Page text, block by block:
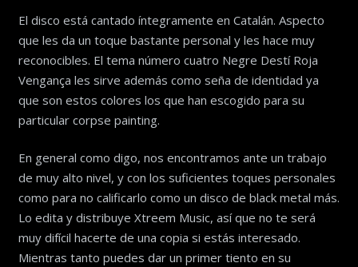
El disco está cantado íntegramente en Catalán. Aspecto
que les da un toque bastante personal y les hace muy
reconocibles. El tema número cuatro Negre Destí Roja
Vengança les sirve además como seña de identidad ya
que son estos colores los que han escogido para su
particular corpse painting.
En general como digo, nos encontramos ante un trabajo
de muy alto nivel, y con los suficientes toques personales
como para no calificarlo como un disco de black metal más.
Lo edita y distribuye Xtreem Music, así que no te será
muy difícil hacerte de una copia si estás interesado.
Mientras tanto puedes dar un primer tiento en su